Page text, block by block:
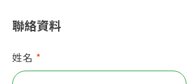
聯絡資料
姓名 *